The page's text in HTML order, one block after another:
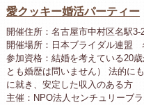
愛クッキー婚活パーティー
開催住所：名古屋市中村区名駅3-
開催場所：日本ブライダル連盟
参加資格：結婚を考えている20
とも婚歴は問いません） 法的に
に就き、安定した収入のある方
主催：NPO法人センチュリーブ